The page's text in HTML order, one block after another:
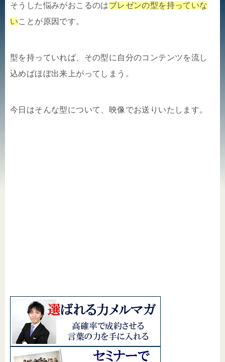
そうした悩みがおこるのはプレゼンの型を持っていな
いことが原因です。
型を持っていれば、その型に自分のコンテンツを流し
込めばほぼ出来上がってしまう。
今日はそんな型について、映像でお送りいたします。